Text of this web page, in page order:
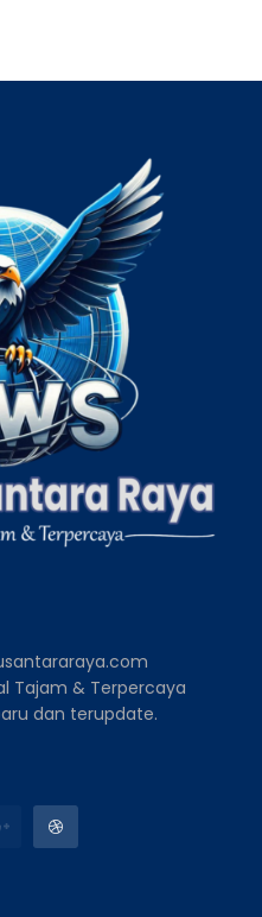
Tajam & Terpercaya
dan terupdate.